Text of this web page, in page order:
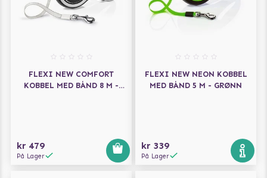
FLEXI NEW COMFORT
KOBBEL MED BÅND 8 M -
kr 479
På Lager
FLEXI NEW NEON KOBBEL
MED BÅND 5 M - GRØNN
kr 339
På Lager